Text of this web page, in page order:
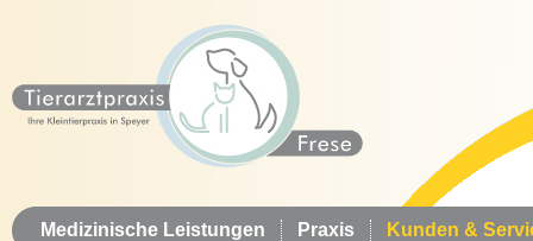
Medizinische Leistungen Praxis Kunden &